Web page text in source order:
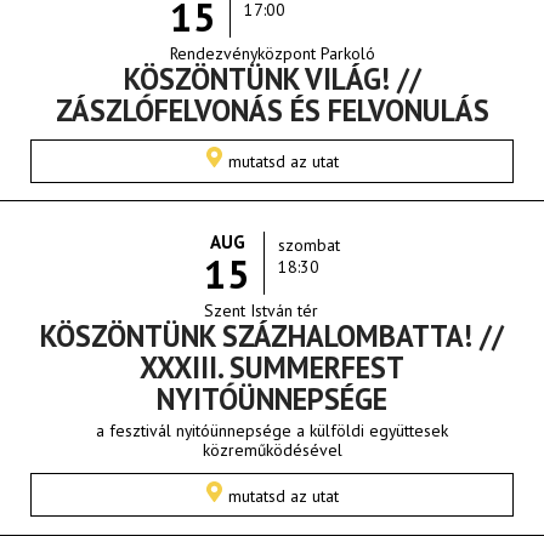
15
17:00
Rendezvényközpont Parkoló
KÖSZÖNTÜNK VILÁG! //
ZÁSZLÓFELVONÁS ÉS FELVONULÁS
mutatsd az utat
AUG
15
szombat
18:30
Szent István tér
KÖSZÖNTÜNK SZÁZHALOMBATTA! //
XXXIII. SUMMERFEST
NYITÓÜNNEPSÉGE
a fesztivál nyitóünnepsége a külföldi együttesek
közreműködésével
mutatsd az utat